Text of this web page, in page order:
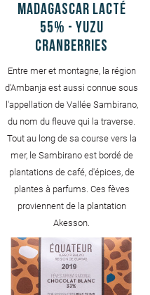
Madagascar Lacté
55% - Yuzu
Cranberries
Entre mer et montagne, la région
d'Ambanja est aussi connue sous
l'appellation de Vallée Sambirano,
du nom du fleuve qui la traverse.
Tout au long de sa course vers la
mer, le Sambirano est bordé de
plantations de café, d'épices, de
plantes à parfums. Ces fèves
proviennent de la plantation
Akesson.